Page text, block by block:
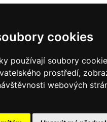
cookies
používají soubory
prostředí,
webových